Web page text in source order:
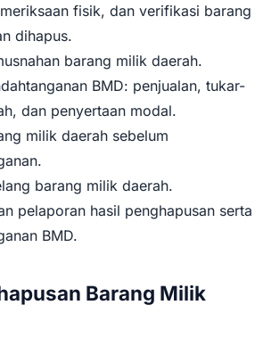
fisik, dan verifikasi barang
dihapus.
barang milik daerah.
BMD: penjualan, tukar-
dan penyertaan modal.
milik daerah sebelum
barang milik daerah.
pelaporan hasil penghapusan serta
BMD.
Barang Milik